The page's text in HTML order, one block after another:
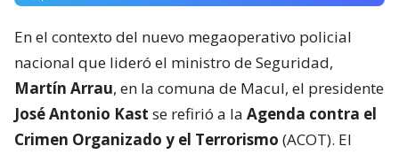
En el contexto del nuevo megaoperativo policial
nacional que lideró el ministro de Seguridad,
Martín Arrau, en la comuna de Macul, el presidente
José Antonio Kast se refirió a la Agenda contra el
Crimen Organizado y el Terrorismo (ACOT). El